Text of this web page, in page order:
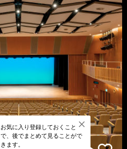
お気に入り登録しておくこと
で、後でまとめて見ることがで
きます。